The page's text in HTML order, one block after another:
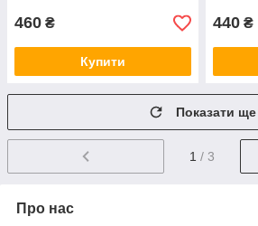
460 ₴
Купити
440 ₴
Показати ще
1 / 3
Про нас